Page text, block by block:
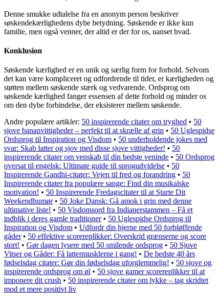
Denne smukke udtalelse fra en anonym person beskriver
søskendekærlighedens dybe betydning. Søskende er ikke kun
familie, men også venner, der altid er der for os, uanset hvad.
Konklusion
Søskende kærlighed er en unik og særlig form for forhold. Selvom
det kan være kompliceret og udfordrende til tider, er kærligheden og
støtten mellem søskende stærk og vedvarende. Ordsprog om
søskende kærlighed fanger essensen af dette forhold og minder os
om den dybe forbindelse, der eksisterer mellem søskende.
Andre populære artikler: 50 inspirerende citater om tryghed • 50
sjove bananvittigheder – perfekt til at skrælle af grin • 50 Uglespidse
Ordsprog til Inspiration og Visdom • 50 underholdende jokes med
svar: Skab latter og sjov med disse sjove vittigheder! • 50
inspirerende citater om venskab til din bedste veninde • 50 Ordsprog
oversat til engelsk: Ultimate guide til sprogudvidelse • 50
Inspirerende Gandhi-citater: Vejen til fred og forandring • 50
Inspirerende citater fra populære sange: Find din musikalske
motivation! • 50 Inspirerende Fredagscitater til at Starte Dit
Weekendhumør• 50 Joke Dansk: Gå amok i grin med denne
ultimative liste! • 50 Visdomsord fra Indianerstammen – Få et
indblik i deres gamle traditioner• 50 Uglespidse Ordsprog til
Inspiration og Visdom • Udfordr din hjerne med 50 forbløffende
gåder• 50 effektive scorereplikker: Overskrid grænserne og score
stort! • Gør dagen lysere med 50 smilende ordsprog • 50 Sjove
Vitser og Gåder: Få lattermusklerne i gang! • De bedste 40 års
fødselsdag citater: Gør din fødselsdag uforglemmelig! • 50 sjove og
inspirerende ordsprog om øl • 50 sjove gamer scorereplikker til at
imponere dit crush • 50 inspirerende citater om lykke – tag skridtet
mod et mere positivt liv